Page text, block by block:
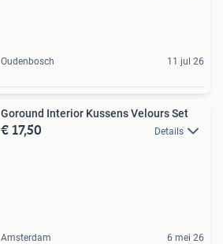
Oudenbosch 11 jul 26
Goround Interior Kussens Velours Set
€ 17,50 Details
Amsterdam 6 mei 26